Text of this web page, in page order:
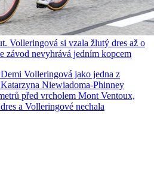
Volleringová si vzala žlutý dres až o
závod nevyhrává jedním kopcem
Volleringová jako jedna z
Niewiadoma-Phinney
před vrcholem Mont Ventoux,
a Volleringové nechala